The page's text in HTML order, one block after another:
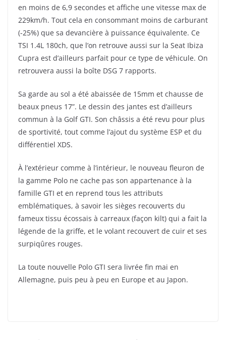
en moins de 6,9 secondes et affiche une vitesse max de
229km/h. Tout cela en consommant moins de carburant
(-25%) que sa devancière à puissance équivalente. Ce
TSI 1.4L 180ch, que l’on retrouve aussi sur la Seat Ibiza
Cupra est d’ailleurs parfait pour ce type de véhicule. On
retrouvera aussi la boîte DSG 7 rapports.
Sa garde au sol a été abaissée de 15mm et chausse de
beaux pneus 17”. Le dessin des jantes est d’ailleurs
commun à la Golf GTI. Son châssis a été revu pour plus
de sportivité, tout comme l’ajout du système ESP et du
différentiel XDS.
À l’extérieur comme à l’intérieur, le nouveau fleuron de
la gamme Polo ne cache pas son appartenance à la
famille GTI et en reprend tous les attributs
emblématiques, à savoir les sièges recouverts du
fameux tissu écossais à carreaux (façon kilt) qui a fait la
légende de la griffe, et le volant recouvert de cuir et ses
surpiqûres rouges.
La toute nouvelle Polo GTI sera livrée fin mai en
Allemagne, puis peu à peu en Europe et au Japon.